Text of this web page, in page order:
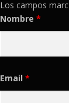
Los campos
Nombre *
Email *